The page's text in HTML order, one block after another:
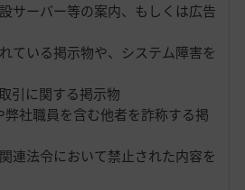
サーバー等の案内、もしくは広告
ている掲示物や、システム障害を
引に関する掲示物
弊社職員を含む他者を詐称する掲
連法令において禁止された内容を